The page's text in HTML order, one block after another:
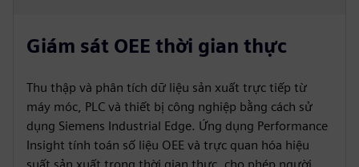
Giám sát OEE thời gian thực
Thu thập và phân tích dữ liệu sản xuất trực tiếp từ
máy móc, PLC và thiết bị công nghiệp bằng cách sử
dụng Siemens Industrial Edge. Ứng dụng Performance
Insight tính toán số liệu OEE và trực quan hóa hiệu
suất sản xuất trong thời gian thực, cho phép người